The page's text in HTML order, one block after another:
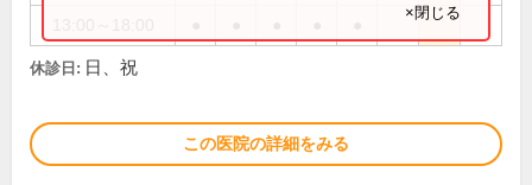
×閉じる
休診日: 日、祝
この医院の詳細をみる